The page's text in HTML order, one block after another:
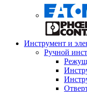
Инструмент и
Ручной